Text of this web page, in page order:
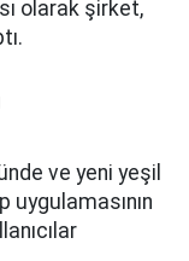
olarak şirket,
ve yeni yeşil